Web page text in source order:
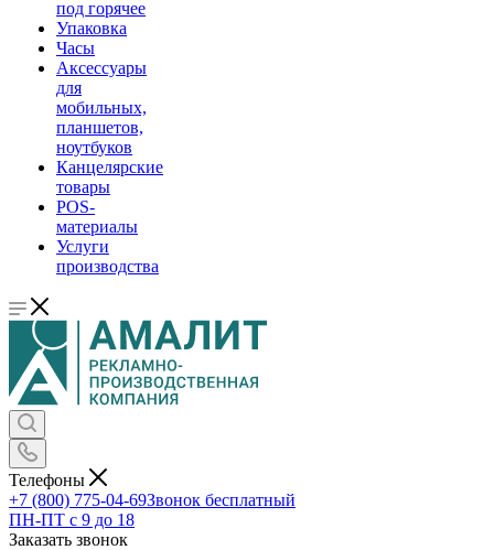
под горячее
Упаковка
Часы
Аксессуары
для
мобильных,
планшетов,
ноутбуков
Канцелярские
товары
POS-
материалы
Услуги
производства
Телефоны
+7 (800) 775-04-69Звонок бесплатный
ПН-ПТ c 9 до 18
Заказать звонок